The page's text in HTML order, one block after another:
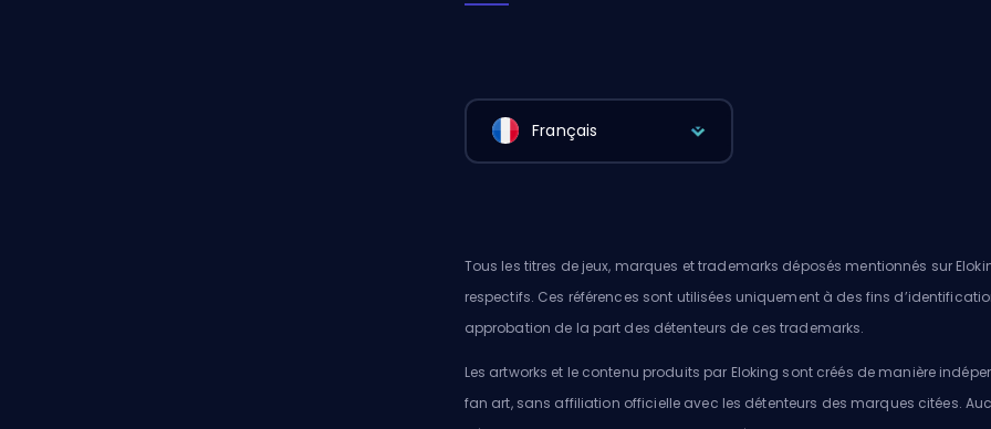
Français
Tous les titres de jeux, marques et trademarks déposés mentionnés sur
respectifs. Ces références sont utilisées uniquement à des fins
approbation de la part des détenteurs de ces trademarks.
Les artworks et le contenu produits par Eloking sont créés de manière
fan art, sans affiliation officielle avec les détenteurs des marques citées.